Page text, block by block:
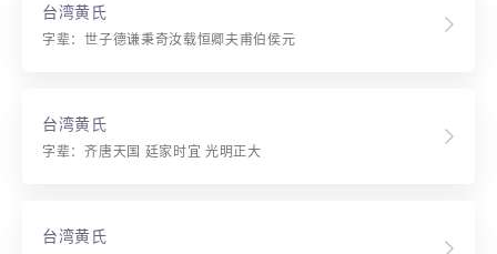
台湾黄氏
字辈：世子德谦秉奇汝载恒卿夫甫伯侯元
台湾黄氏
字辈：齐唐天国 廷家时宜 光明正大
台湾黄氏